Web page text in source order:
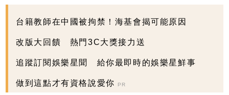
台籍教師在中國被拘禁！海基會揭可能原因
改版大回饋 熱門3C大獎接力送
追蹤訂閱娛樂星聞 給你最即時的娛樂星鮮事
做到這點才有資格說愛你 PR